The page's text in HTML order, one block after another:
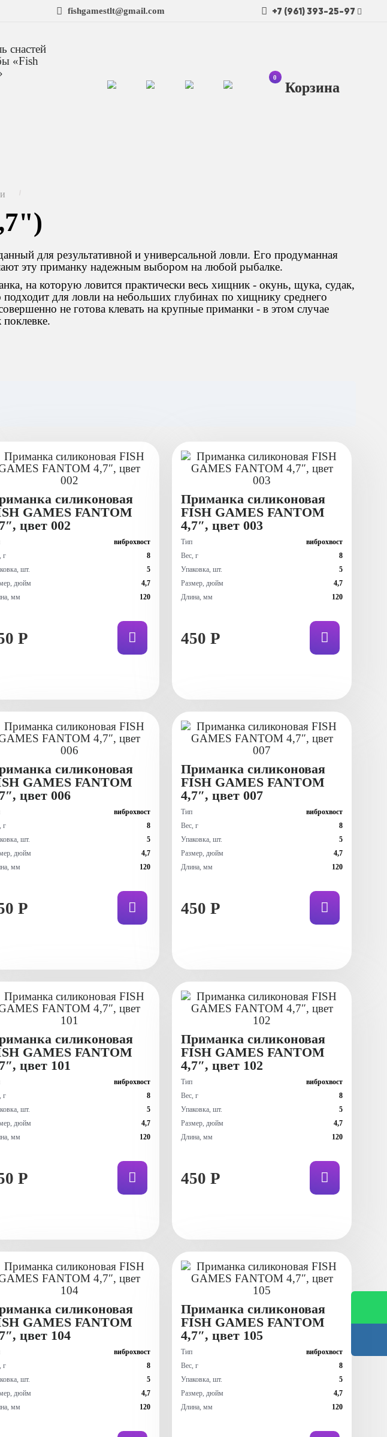
fishgamestlt@gmail.com +7 (961) 393-25-97
для результативной и универсальной ловли. Его продуманная
эту приманку надежным выбором на любой рыбалке.
на которую ловится практически весь хищник - окунь, щука, судак,
для ловли на небольших глубинах по хищнику среднего
не готова клевать на крупные приманки - в этом случае
силиконовая
GAMES FANTOM
цвет 002
виброхвост
г
8
шт.
5
дюйм
4,7
мм
120
Р
Приманка силиконовая
FISH GAMES FANTOM
4,7″, цвет 003
Тип
виброхвост
Вес, г
8
Упаковка, шт.
5
Размер, дюйм
4,7
Длина, мм
120
450 Р
силиконовая
GAMES FANTOM
цвет 006
виброхвост
г
8
шт.
5
дюйм
4,7
мм
120
Р
Приманка силиконовая
FISH GAMES FANTOM
4,7″, цвет 007
Тип
виброхвост
Вес, г
8
Упаковка, шт.
5
Размер, дюйм
4,7
Длина, мм
120
450 Р
силиконовая
GAMES FANTOM
цвет 101
виброхвост
г
8
шт.
5
дюйм
4,7
мм
120
Р
Приманка силиконовая
FISH GAMES FANTOM
4,7″, цвет 102
Тип
виброхвост
Вес, г
8
Упаковка, шт.
5
Размер, дюйм
4,7
Длина, мм
120
450 Р
силиконовая
GAMES FANTOM
цвет 104
виброхвост
г
8
шт.
5
дюйм
4,7
мм
120
Приманка силиконовая
FISH GAMES FANTOM
4,7″, цвет 105
Тип
виброхвост
Вес, г
8
Упаковка, шт.
5
Размер, дюйм
4,7
Длина, мм
120